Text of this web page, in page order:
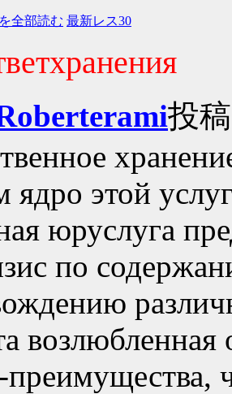
全部読む 最新レス30
投
этой
юруслуга
по
возлюбленная
преимущества,